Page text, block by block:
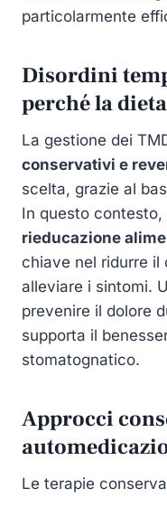
particolarmente
Disordini
perché la
La gestione dei
conservativi e
scelta, grazie al
In questo contesto,
rieducazione
chiave nel ridurre il
alleviare i sintomi.
prevenire il dolore
supporta il
stomatognatico.
Approcci
Le terapie